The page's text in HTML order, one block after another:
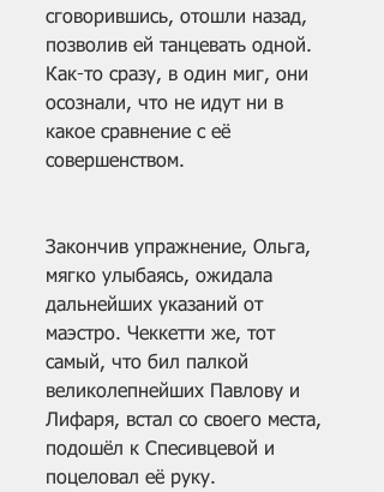
сговорившись, отошли назад,
позволив ей танцевать одной.
Как-то сразу, в один миг, они
осознали, что не идут ни в
какое сравнение с её
совершенством.
Закончив упражнение, Ольга,
мягко улыбаясь, ожидала
дальнейших указаний от
маэстро. Чеккетти же, тот
самый, что бил палкой
великолепнейших Павлову и
Лифаря, встал со своего места,
подошёл к Спесивцевой и
поцеловал её руку.